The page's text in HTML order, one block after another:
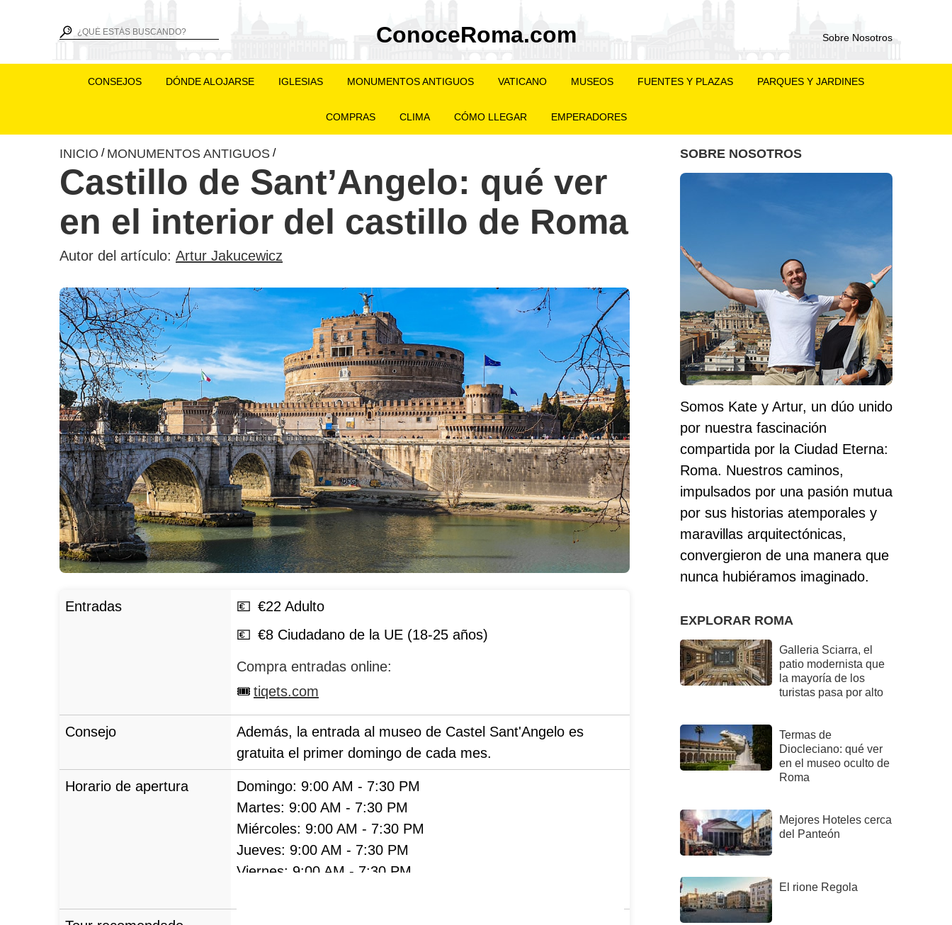
СonoceRoma.com Sobre Nosotros
CONSEJOS DÓNDE ALOJARSE IGLESIAS MONUMENTOS ANTIGUOS VATICANO MUSEOS FUENTES Y PLAZAS PARQUES Y JARDINES
COMPRAS CLIMA CÓMO LLEGAR EMPERADORES
INICIO / MONUMENTOS ANTIGUOS /
Castillo de Sant’Angelo: qué ver
en el interior del castillo de Roma
Autor del artículo: Artur Jakucewicz
Entradas €22 Adulto
€8 Ciudadano de la UE (18-25 años)
Compra entradas online:
tiqets.com
Consejo
Además, la entrada al museo de Castel Sant'Angelo es
gratuita el primer domingo de cada mes.
Horario de apertura Domingo: 9:00 AM - 7:30 PM
Martes: 9:00 AM - 7:30 PM
Miércoles: 9:00 AM - 7:30 PM
Jueves: 9:00 AM - 7:30 PM
Viernes: 9:00 AM - 7:30 PM
SOBRE NOSOTROS
Somos Kate y Artur, un dúo unido
por nuestra fascinación
compartida por la Ciudad Eterna:
Roma. Nuestros caminos,
impulsados ​​por una pasión mutua
por sus historias atemporales y
maravillas arquitectónicas,
convergieron de una manera que
nunca hubiéramos imaginado.
EXPLORAR ROMA
Galleria Sciarra, el
patio modernista que
la mayoría de los
turistas pasa por alto
Termas de
Diocleciano: qué ver
en el museo oculto de
Roma
Mejores Hoteles cerca
del Panteón
El rione Regola